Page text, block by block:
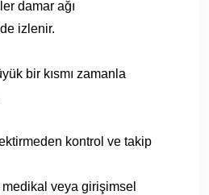
damar ağı
izlenir.
bir kısmı zamanla
kontrol ve takip
veya girişimsel